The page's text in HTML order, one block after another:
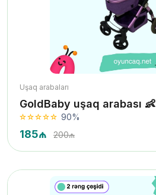
Uşaq arabaları
GoldBaby uşaq arabası 👶
90%
185₼ 200₼